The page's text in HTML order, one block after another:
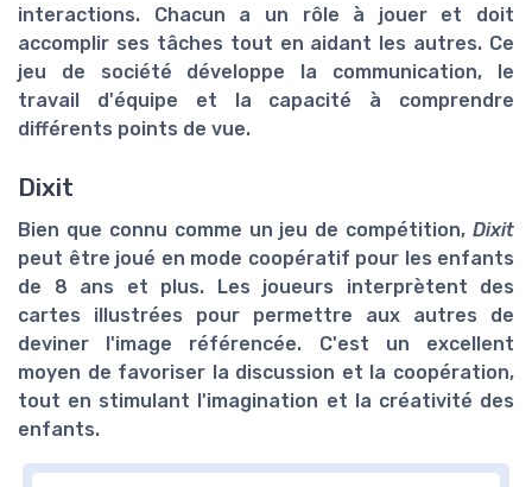
interactions. Chacun a un rôle à jouer et doit
accomplir ses tâches tout en aidant les autres. Ce
jeu de société développe la communication, le
travail d'équipe et la capacité à comprendre
différents points de vue.
Dixit
Bien que connu comme un jeu de compétition, Dixit
peut être joué en mode coopératif pour les enfants
de 8 ans et plus. Les joueurs interprètent des
cartes illustrées pour permettre aux autres de
deviner l'image référencée. C'est un excellent
moyen de favoriser la discussion et la coopération,
tout en stimulant l'imagination et la créativité des
enfants.